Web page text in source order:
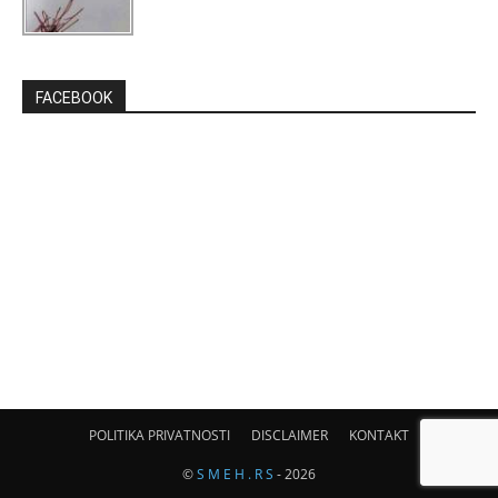
FACEBOOK
POLITIKA PRIVATNOSTI DISCLAIMER KONTAKT
©S M E H . R S - 2026